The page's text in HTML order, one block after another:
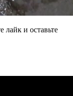
лайк и оставьте